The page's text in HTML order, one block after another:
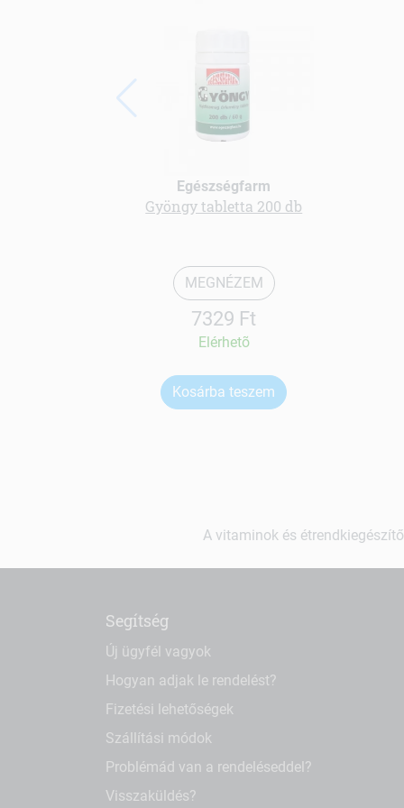
Egészségfarm
Gyöngy tabletta 200 db
MEGNÉZEM
7329 Ft
Elérhetõ
Kosárba teszem
A vitaminok és
Segítség
Új ügyfél vagyok
Hogyan adjak le rendelést?
Fizetési lehetőségek
Szállítási módok
Problémád van a rendeléseddel?
Visszaküldés?